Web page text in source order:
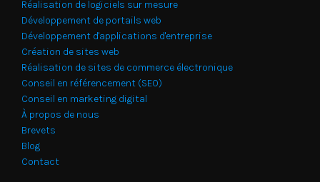
Réalisation de logiciels sur mesure
Développement de portails web
Développement d'applications d'entreprise
Création de sites web
Réalisation de sites de commerce électronique
Conseil en référencement (SEO)
Conseil en marketing digital
À propos de nous
Brevets
Blog
Contact